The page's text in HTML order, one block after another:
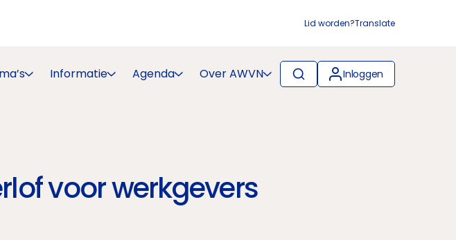
Lid worden?Translate
Informatie Agenda Over AWVN Inloggen
voor werkgevers